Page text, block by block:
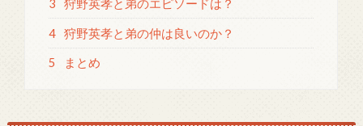
3 狩野英孝と弟のエピソードは？
4 狩野英孝と弟の仲は良いのか？
5 まとめ